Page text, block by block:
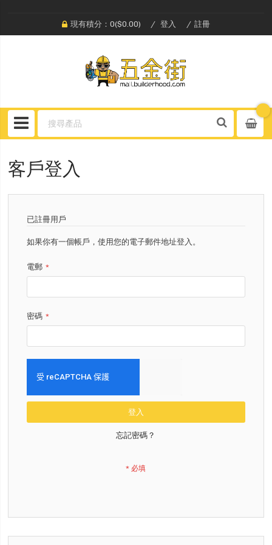
現有積分：0($0.00) 登入 註冊
客戶登入
已註冊用戶
如果你有一個帳戶，使用您的電子郵件地址登入。
電郵
密碼
登入
忘記密碼？